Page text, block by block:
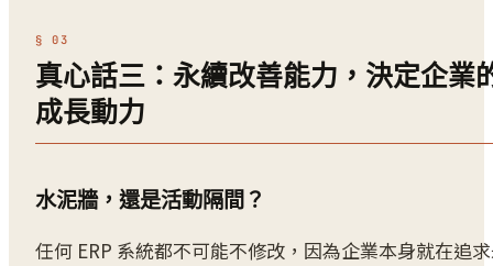
真心話三：永續改善能力，決定企業
成長動力
水泥牆，還是活動隔間？
任何 ERP 系統都不可能不修改，因為企業本身就在追